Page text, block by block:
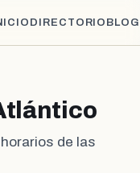
DIRECTORIO BLOG
de las